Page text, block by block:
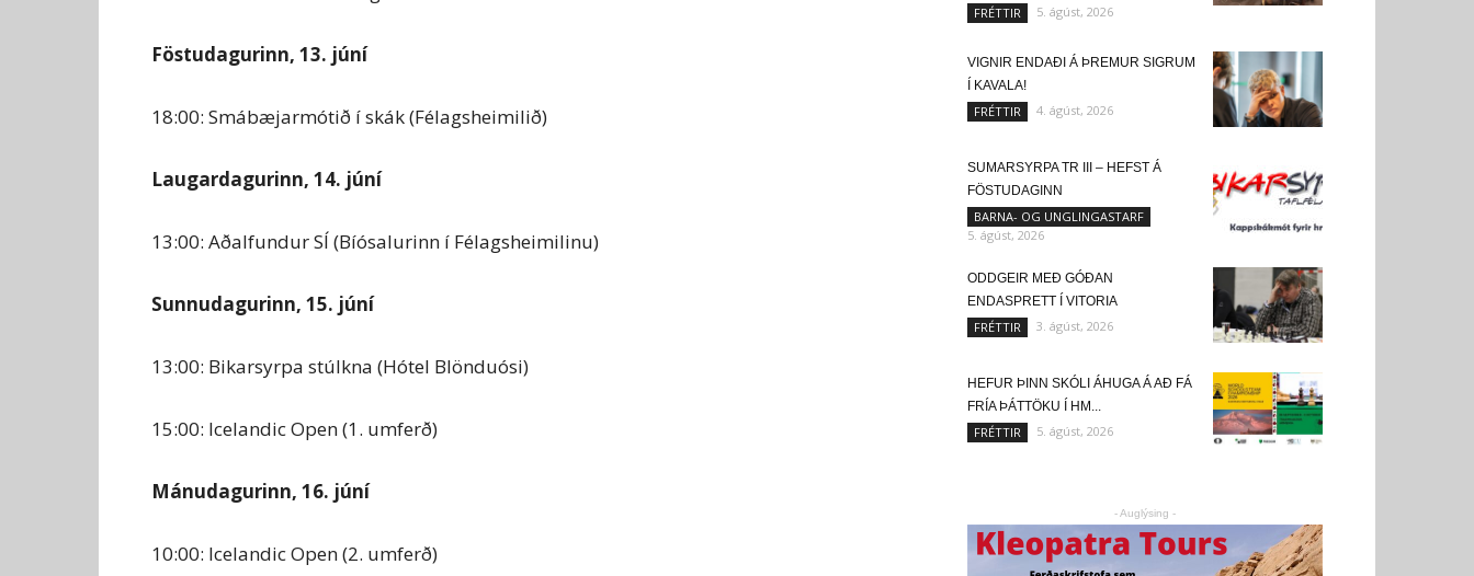
Föstudagurinn, 13. júní
18:00: Smábæjarmótið í skák (Félagsheimilið)
Laugardagurinn, 14. júní
13:00: Aðalfundur SÍ (Bíósalurinn í Félagsheimilinu)
Sunnudagurinn, 15. júní
13:00: Bikarsyrpa stúlkna (Hótel Blönduósi)
15:00: Icelandic Open (1. umferð)
Mánudagurinn, 16. júní
10:00: Icelandic Open (2. umferð)
FRÉTTIR 5. ágúst, 2026
VIGNIR ENDAÐI Á ÞREMUR SIGRUM
Í KAVALA!
FRÉTTIR 4. ágúst, 2026
SUMARSYRPA TR III – HEFST Á
FÖSTUDAGINN
BARNA- OG UNGLINGASTARF
5. ágúst, 2026
ODDGEIR MEÐ GÓÐAN
ENDASPRETT Í VITORIA
FRÉTTIR 3. ágúst, 2026
HEFUR ÞINN SKÓLI ÁHUGA Á AÐ FÁ
FRÍA ÞÁTTÖKU Í HM...
FRÉTTIR 5. ágúst, 2026
- Auglýsing -